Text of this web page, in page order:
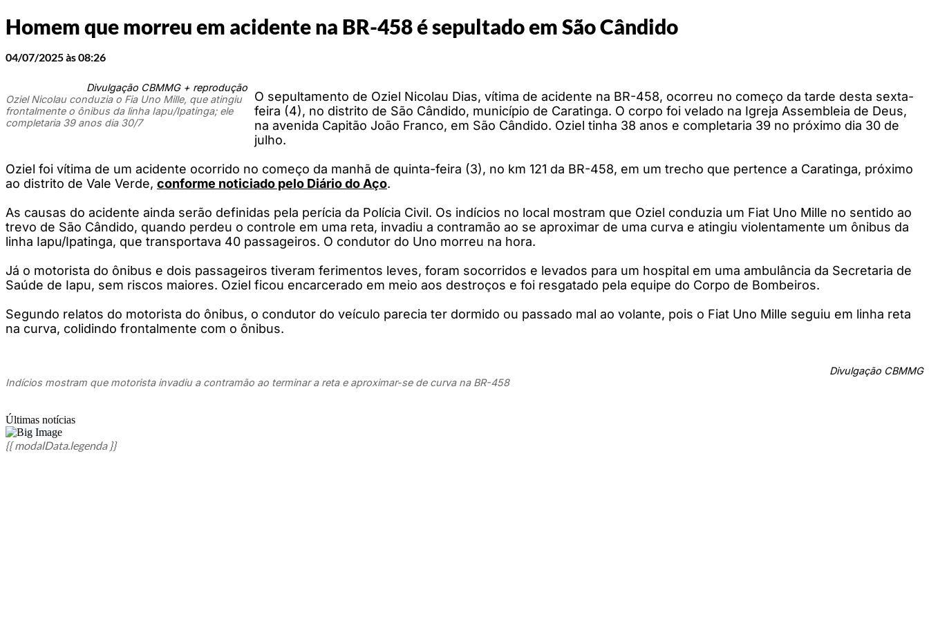
Homem que morreu em acidente na BR-458 é sepultado em São Cândido
04/07/2025 às 08:26
Divulgação CBMMG + reprodução
Oziel Nicolau conduzia o Fia Uno Mille, que atingiu
frontalmente o ônibus da linha Iapu/Ipatinga; ele
completaria 39 anos dia 30/7
O sepultamento de Oziel Nicolau Dias, vítima de acidente na BR-458, ocorreu no começo da tarde desta sexta-
feira (4), no distrito de São Cândido, município de Caratinga. O corpo foi velado na Igreja Assembleia de Deus,
na avenida Capitão João Franco, em São Cândido. Oziel tinha 38 anos e completaria 39 no próximo dia 30 de
julho.
Oziel foi vítima de um acidente ocorrido no começo da manhã de quinta-feira (3), no km 121 da BR-458, em um trecho que pertence a Caratinga, próximo
ao distrito de Vale Verde, conforme noticiado pelo Diário do Aço.
As causas do acidente ainda serão definidas pela perícia da Polícia Civil. Os indícios no local mostram que Oziel conduzia um Fiat Uno Mille no sentido ao
trevo de São Cândido, quando perdeu o controle em uma reta, invadiu a contramão ao se aproximar de uma curva e atingiu violentamente um ônibus da
linha Iapu/Ipatinga, que transportava 40 passageiros. O condutor do Uno morreu na hora.
Já o motorista do ônibus e dois passageiros tiveram ferimentos leves, foram socorridos e levados para um hospital em uma ambulância da Secretaria de
Saúde de Iapu, sem riscos maiores. Oziel ficou encarcerado em meio aos destroços e foi resgatado pela equipe do Corpo de Bombeiros.
Segundo relatos do motorista do ônibus, o condutor do veículo parecia ter dormido ou passado mal ao volante, pois o Fiat Uno Mille seguiu em linha reta
na curva, colidindo frontalmente com o ônibus.
Divulgação CBMMG
Indícios mostram que motorista invadiu a contramão ao terminar a reta e aproximar-se de curva na BR-458
Últimas notícias
{{ modalData.legenda }}